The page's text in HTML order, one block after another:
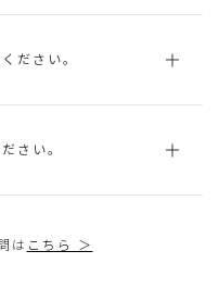
ださい。
さい。
は こちら ＞